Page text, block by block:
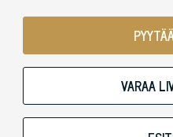
VARAA